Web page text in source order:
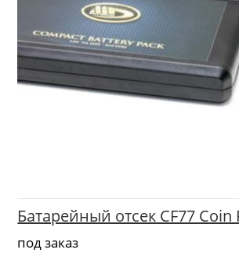
Батарейный отсек CF77 Coin
под заказ